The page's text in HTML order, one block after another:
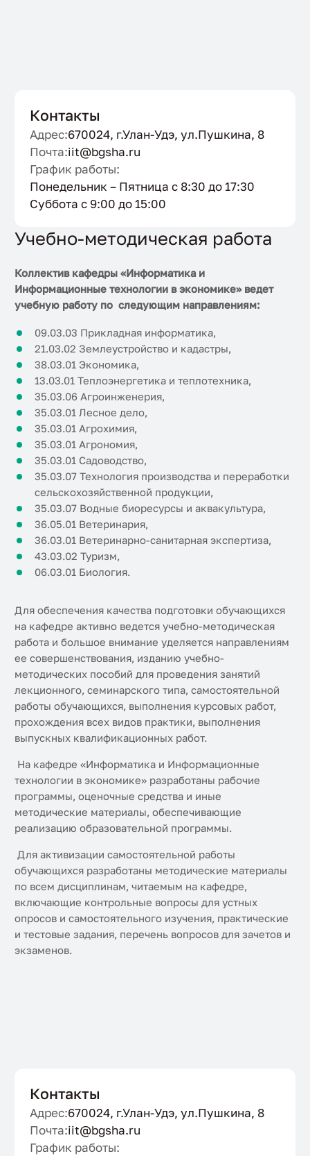
Учебно-методическая работа
Коллектив кафедры «Информатика и
Информационные технологии в экономике» ведет
учебную работу по следующим направлениям:
09.03.03 Прикладная информатика,
21.03.02 Землеустройство и кадастры,
38.03.01 Экономика,
13.03.01 Теплоэнергетика и теплотехника,
35.03.06 Агроинженерия,
35.03.01 Лесное дело,
35.03.01 Агрохимия,
35.03.01 Агрономия,
35.03.01 Садоводство,
35.03.07 Технология производства и переработки
сельскохозяйственной продукции,
35.03.07 Водные биоресурсы и аквакультура,
36.05.01 Ветеринария,
36.03.01 Ветеринарно-санитарная экспертиза,
43.03.02 Туризм,
06.03.01 Биология.
Для обеспечения качества подготовки обучающихся
на кафедре активно ведется учебно-методическая
работа и большое внимание уделяется направлениям
ее совершенствования, изданию учебно-
методических пособий для проведения занятий
лекционного, семинарского типа, самостоятельной
работы обучающихся, выполнения курсовых работ,
прохождения всех видов практики, выполнения
выпускных квалификационных работ.
На кафедре «Информатика и Информационные
технологии в экономике» разработаны рабочие
программы, оценочные средства и иные
методические материалы, обеспечивающие
реализацию образовательной программы.
Для активизации самостоятельной работы
обучающихся разработаны методические материалы
по всем дисциплинам, читаемым на кафедре,
включающие контрольные вопросы для устных
опросов и самостоятельного изучения, практические
и тестовые задания, перечень вопросов для зачетов и
экзаменов.
Контакты
Адрес:670024, г.Улан-Удэ, ул.Пушкина, 8
Почта:iit@bgsha.ru
График работы:
Понедельник – Пятница с 8:30 до 17:30
Суббота с 9:00 до 15:00
Контакты
Адрес:670024, г.Улан-Удэ, ул.Пушкина, 8
Почта:iit@bgsha.ru
График работы: